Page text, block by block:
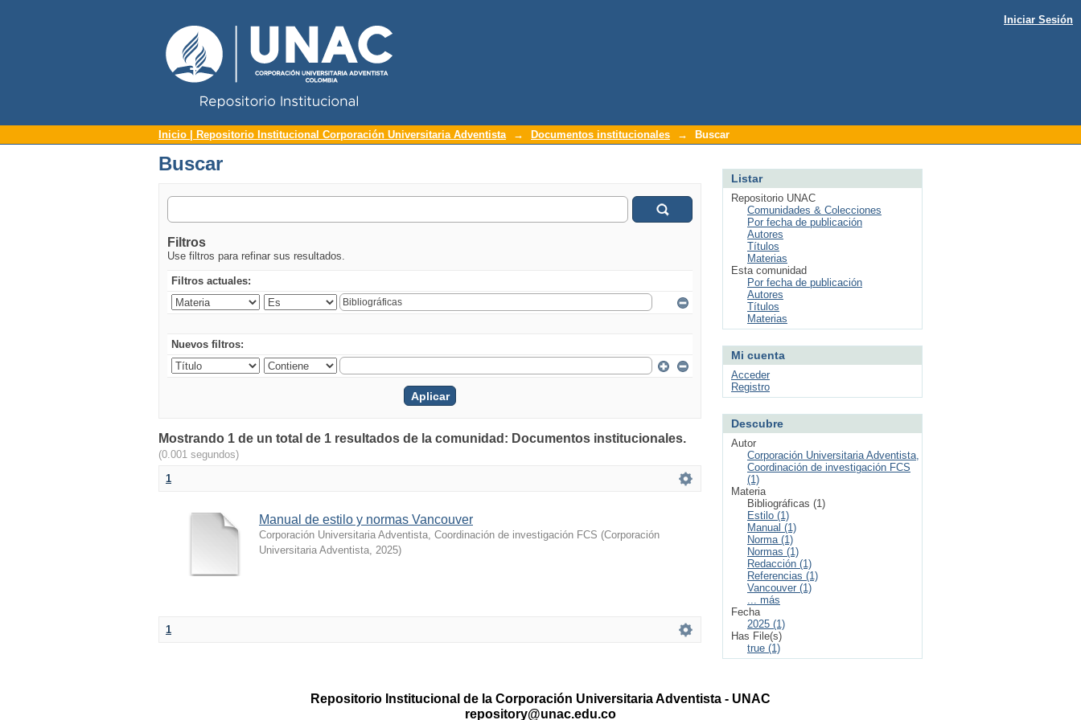
Buscar
Iniciar Sesión
Inicio | Repositorio Institucional Corporación Universitaria Adventista → Documentos institucionales → Buscar
Buscar
Filtros
Use filtros para refinar sus resultados.
Filtros actuales:
Nuevos filtros:
Mostrando 1 de un total de 1 resultados de la comunidad: Documentos institucionales.
(0.001 segundos)
1
Manual de estilo y normas Vancouver
Corporación Universitaria Adventista, Coordinación de investigación FCS (Corporación
Universitaria Adventista, 2025)
1
Listar
Repositorio UNAC
Comunidades & Colecciones
Por fecha de publicación
Autores
Títulos
Materias
Esta comunidad
Por fecha de publicación
Autores
Títulos
Materias
Mi cuenta
Acceder
Registro
Descubre
Autor
Corporación Universitaria Adventista,
Coordinación de investigación FCS
(1)
Materia
Bibliográficas (1)
Estilo (1)
Manual (1)
Norma (1)
Normas (1)
Redacción (1)
Referencias (1)
Vancouver (1)
... más
Fecha
2025 (1)
Has File(s)
true (1)
Repositorio Institucional de la Corporación Universitaria Adventista - UNAC
repository@unac.edu.co